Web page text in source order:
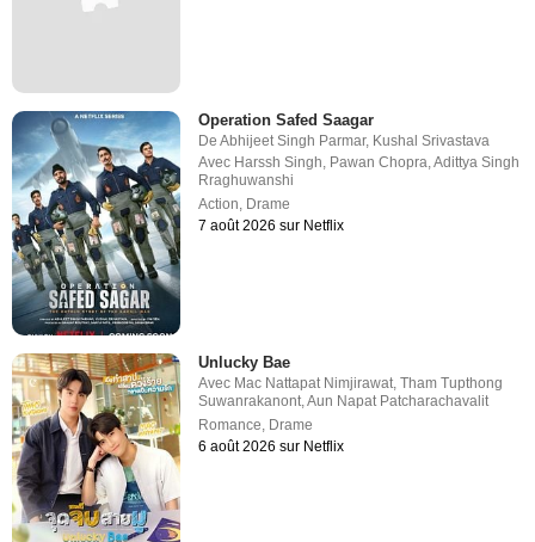
Operation Safed Saagar
DeAbhijeet Singh Parmar, Kushal Srivastava
Avec Harssh Singh, Pawan Chopra,Adittya Singh
Rraghuwanshi
Action, Drame
7 août 2026 sur Netflix
Unlucky Bae
Avec Mac Nattapat Nimjirawat,Tham Tupthong
Suwanrakanont,Aun Napat Patcharachavalit
Romance, Drame
6 août 2026 sur Netflix